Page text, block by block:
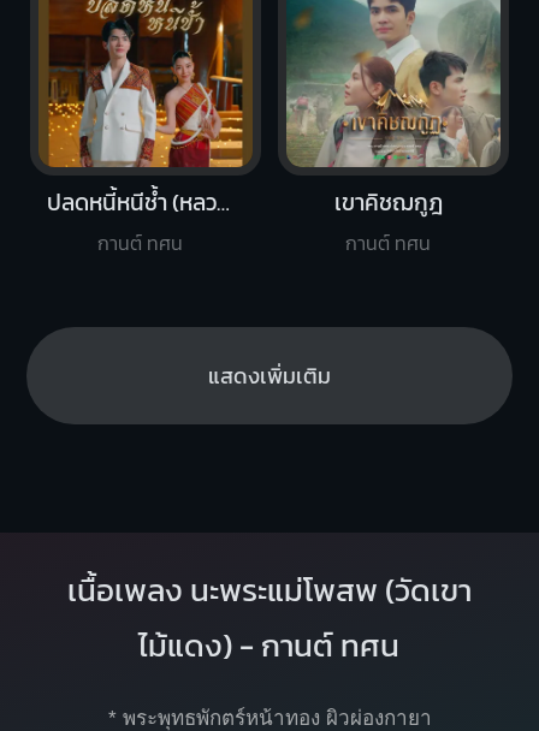
เขาคิชฌกูฎ
กานต์ ทศน
ปลดหนี้หนีช้ำ (หลวงปู่ศิลา)
กานต์ ทศน
แสดงเพิ่มเติม
เนื้อเพลง นะพระแม่โพสพ (วัดเขา
ไม้แดง) - กานต์ ทศน
* พระพุทธพักตร์หน้าทอง ผิวผ่องกายา